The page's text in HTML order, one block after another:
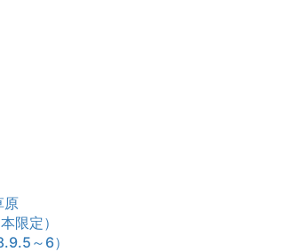
原
限定）
～6）